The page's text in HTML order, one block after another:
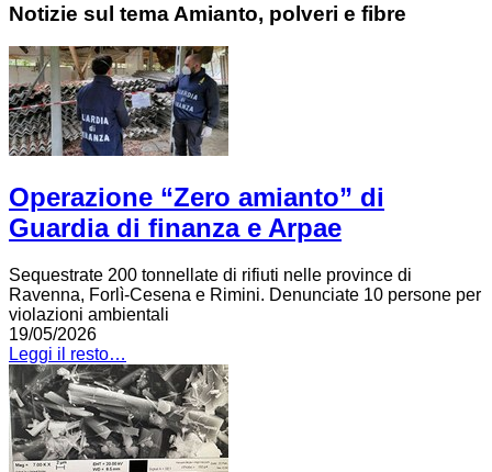
Notizie sul tema Amianto, polveri e fibre
Operazione “Zero amianto” di
Guardia di finanza e Arpae
Sequestrate 200 tonnellate di rifiuti nelle province di
Ravenna, Forlì-Cesena e Rimini. Denunciate 10 persone per
violazioni ambientali
19/05/2026
Leggi il resto…